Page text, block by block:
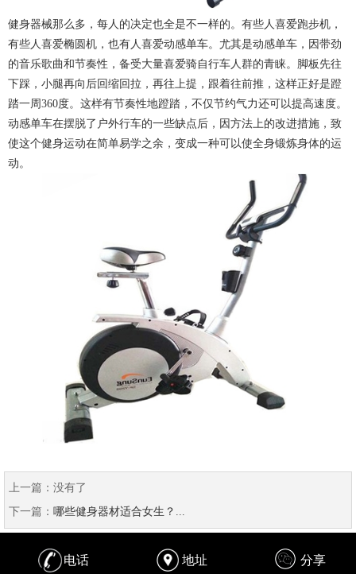
健身器械那么多，每人的决定也全是不一样的。有些人喜爱跑步机，
有些人喜爱椭圆机，也有人喜爱动感单车。尤其是动感单车，因带劲
的音乐歌曲和节奏性，备受大量喜爱骑自行车人群的青睐。脚板先往
下踩，小腿再向后回缩回拉，再往上提，跟着往前推，这样正好是蹬
踏一周360度。这样有节奏性地蹬踏，不仅节约气力还可以提高速度。
动感单车在摆脱了户外行车的一些缺点后，因方法上的改进措施，致
使这个健身运动在简单易学之余，变成一种可以使全身锻炼身体的运
动。
上一篇： 没有了
下一篇： 哪些健身器材适合女生？...
电话 地址 分享